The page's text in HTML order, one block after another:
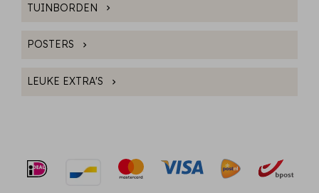
TUINBORDEN
POSTERS
LEUKE EXTRA'S